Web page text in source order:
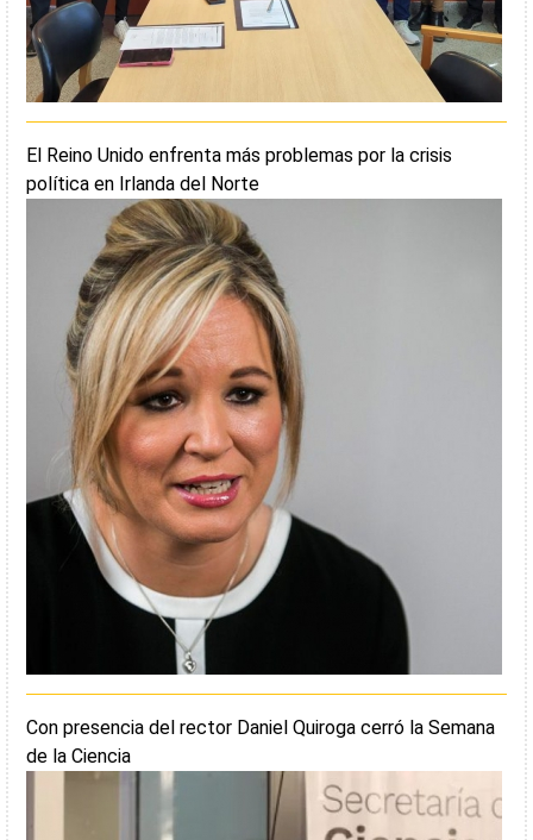
El Reino Unido enfrenta más problemas por la crisis
política en Irlanda del Norte
Con presencia del rector Daniel Quiroga cerró la Semana
de la Ciencia